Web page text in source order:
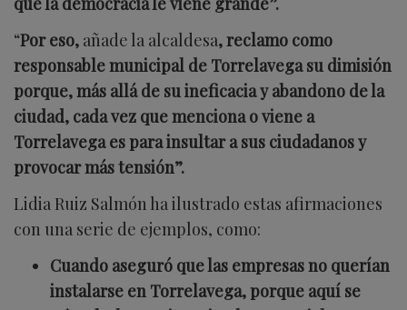
“Por eso, añade la alcaldesa, reclamo como
responsable municipal de Torrelavega su dimisión
porque, más allá de su ineficacia y abandono de la
ciudad, cada vez que menciona o viene a
Torrelavega es para insultar a sus ciudadanos y
provocar más tensión”.
Lidia Ruiz Salmón ha ilustrado estas afirmaciones
con una serie de ejemplos, como:
Cuando aseguró que las empresas no querían
instalarse en Torrelavega, porque aquí se